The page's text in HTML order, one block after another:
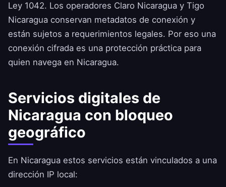
Ley 1042. Los operadores Claro Nicaragua y Tigo
Nicaragua conservan metadatos de conexión y
están sujetos a requerimientos legales. Por eso una
conexión cifrada es una protección práctica para
quien navega en Nicaragua.
Servicios digitales de
Nicaragua con bloqueo
geográfico
En Nicaragua estos servicios están vinculados a una
dirección IP local: